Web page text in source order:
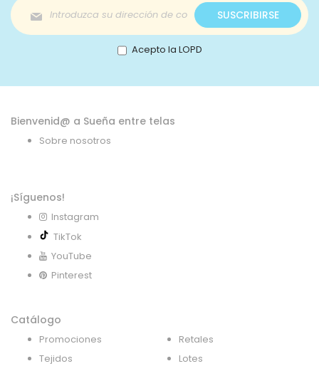
Inscríbase
a
nuestro
boletín
de
SUSCRIBIRSE
Acepto la LOPD
Bienvenid@ a Sueña entre telas
Sobre nosotros
¡Síguenos!
Instagram
TikTok
YouTube
Pinterest
Catálogo
Promociones
Tejidos
Retales
Lotes